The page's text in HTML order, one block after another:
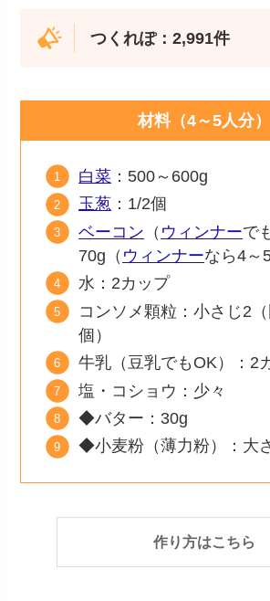
つくれぽ：2,991件
材料（4～5人分）
白菜 ：500～600g
玉葱 ：1/2個
ベーコン （ ウィンナーで
70g（ ウィンナーなら4～5
水：2カップ
コンソメ顆粒：小さじ2
個）
牛乳（豆乳でもOK）：2
塩・コショウ：少々
◆バター：30g
◆小麦粉（薄力粉）：大
作り方はこちら